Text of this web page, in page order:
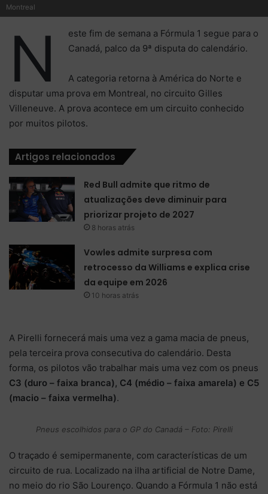
Montreal
N
este fim de semana a Fórmula 1 segue para o
Canadá, palco da 9ª disputa do calendário.
A categoria retorna à América do Norte e
disputar uma prova em Montreal, no circuito Gilles
Villeneuve. A prova acontece em um circuito conhecido
por muitos pilotos.
Artigos relacionados
Red Bull admite que ritmo de
atualizações deve diminuir para
priorizar projeto de 2027
8 horas atrás
Vowles admite surpresa com
retrocesso da Williams e explica crise
da equipe em 2026
10 horas atrás
A Pirelli fornecerá mais uma vez a gama macia de pneus,
pela terceira prova consecutiva do calendário. Desta
forma, os pilotos vão trabalhar mais uma vez com os pneus
C3 (duro – faixa branca), C4 (médio – faixa amarela) e C5
(macio – faixa vermelha).
Pneus escolhidos para o GP do Canadá – Foto: Pirelli
O traçado é semipermanente, com características de um
circuito de rua. Localizado na ilha artificial de Notre Dame,
no meio do rio São Lourenço. Quando a Fórmula 1 não está